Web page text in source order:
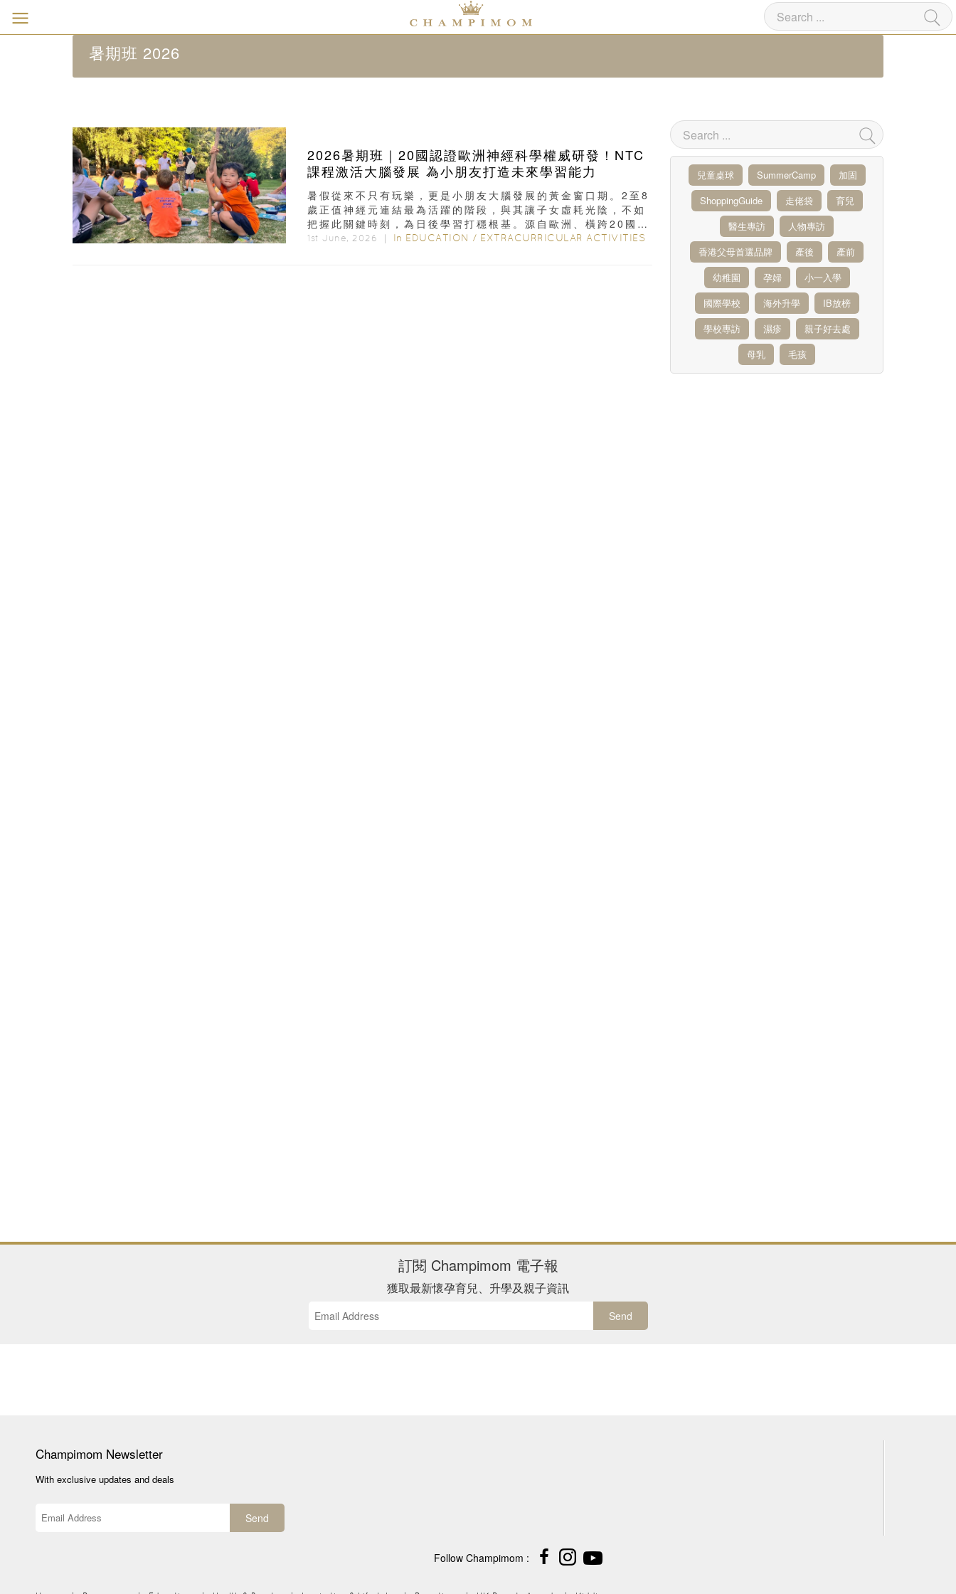
暑期班 2026
2026暑期班｜20國認證歐洲神經科學權威研發！NTC
課程激活大腦發展 為小朋友打造未來學習能力
暑假從來不只有玩樂，更是小朋友大腦發展的黃金窗口期。2至8
歲正值神經元連結最為活躍的階段，與其讓子女虛耗光陰，不如
把握此關鍵時刻，為日後學習打穩根基。源自歐洲、橫跨20國的
NTC...
1st June, 2026 ｜ In EDUCATION / EXTRACURRICULAR ACTIVITIES
兒童桌球 SummerCamp
加固
ShoppingGuide
走佬袋
育兒
醫生專訪
人物專訪
香港父母首選品牌
產後
產前
幼稚園
孕婦
小一入學
國際學校
海外升學
IB放榜
學校專訪
濕疹
親子好去處
母乳
毛孩
訂閱 Champimom 電子報
獲取最新懷孕育兒、升學及親子資訊
Send
Champimom Newsletter
With exclusive updates and deals
Send
Follow Champimom :